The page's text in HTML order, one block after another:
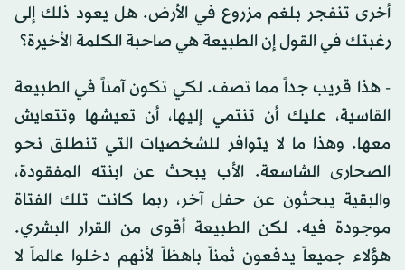
أخرى تنفجر بلغم مزروع في الأرض. هل يعود ذلك إلى
رغبتك في القول إن الطبيعة هي صاحبة الكلمة الأخيرة؟
- هذا قريب جداً مما تصف. لكي تكون آمناً في الطبيعة
القاسية، عليك أن تنتمي إليها، أن تعيشها وتتعايش
معها. وهذا ما لا يتوافر للشخصيات التي تنطلق نحو
الصحارى الشاسعة. الأب يبحث عن ابنته المفقودة،
والبقية يبحثون عن حفل آخر، ربما كانت تلك الفتاة
موجودة فيه. لكن الطبيعة أقوى من القرار البشري.
هؤلاء جميعاً يدفعون ثمناً باهظاً لأنهم دخلوا عالماً لا